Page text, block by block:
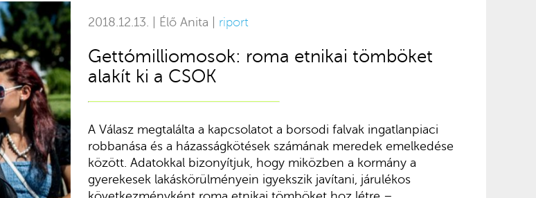
2018.12.13. | Élő Anita | riport
Gettómilliomosok: roma etnikai tömböket
alakít ki a CSOK
A Válasz megtalálta a kapcsolatot a borsodi falvak ingatlanpiaci
robbanása és a házasságkötések számának meredek emelkedése
között. Adatokkal bizonyítjuk, hogy miközben a kormány a
gyerekesek lakáskörülményein igyekszik javítani, járulékos